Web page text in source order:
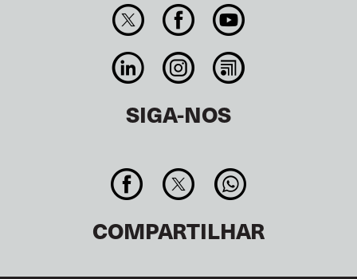
SIGA-NOS
COMPARTILHAR